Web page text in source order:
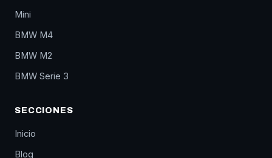
Mini
BMW M4
BMW M2
BMW Serie 3
SECCIONES
Inicio
Blog